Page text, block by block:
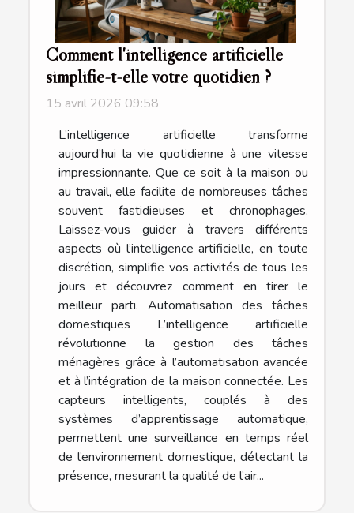
Comment l'intelligence artificielle
simplifie-t-elle votre quotidien ?
15 avril 2026 09:58
L’intelligence artificielle transforme
aujourd’hui la vie quotidienne à une vitesse
impressionnante. Que ce soit à la maison ou
au travail, elle facilite de nombreuses tâches
souvent fastidieuses et chronophages.
Laissez-vous guider à travers différents
aspects où l’intelligence artificielle, en toute
discrétion, simplifie vos activités de tous les
jours et découvrez comment en tirer le
meilleur parti. Automatisation des tâches
domestiques L’intelligence artificielle
révolutionne la gestion des tâches
ménagères grâce à l’automatisation avancée
et à l’intégration de la maison connectée. Les
capteurs intelligents, couplés à des
systèmes d’apprentissage automatique,
permettent une surveillance en temps réel
de l’environnement domestique, détectant la
présence, mesurant la qualité de l’air...